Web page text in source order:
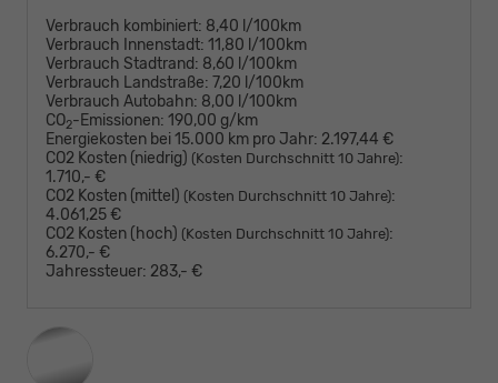
Verbrauch kombiniert: 8,40 l/100km
Verbrauch Innenstadt: 11,80 l/100km
Verbrauch Stadtrand: 8,60 l/100km
Verbrauch Landstraße: 7,20 l/100km
Verbrauch Autobahn: 8,00 l/100km
CO2-Emissionen: 190,00 g/km
Energiekosten bei 15.000 km pro Jahr: 2.197,44 €
CO2 Kosten (niedrig) (Kosten Durchschnitt 10 Jahre):
1.710,- €
CO2 Kosten (mittel) (Kosten Durchschnitt 10 Jahre):
4.061,25 €
CO2 Kosten (hoch) (Kosten Durchschnitt 10 Jahre):
6.270,- €
Jahressteuer: 283,- €